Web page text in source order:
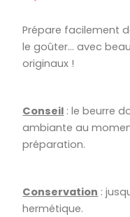
Prépare facilement
le goûter… avec
originaux !
Conseil : le beurre
ambiante au
préparation.
Conservation :
hermétique.